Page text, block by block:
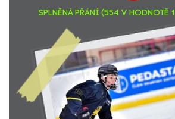
SPLNĚNÁ PŘÁNÍ (554 v hodnotě